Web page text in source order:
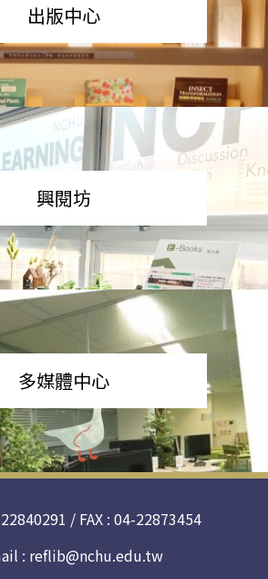
出版中心
興閱坊
多媒體中心
/ FAX : 04-22873454
: reflib@nchu.edu.tw